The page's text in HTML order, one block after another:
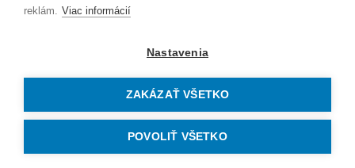
reklám. Viac informácií
Nastavenia
ZAKÁZAŤ VŠETKO
POVOLIŤ VŠETKO
Sledujte nás
Vytvorené na mieru oddenva.sk
Právo na odstúpenie od zmluvy — odoslať žiadosť o odstúpenie